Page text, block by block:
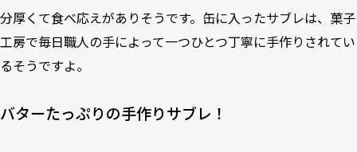
分厚くて食べ応えがありそうです。缶に入ったサブレは、菓子
工房で毎日職人の手によって一つひとつ丁寧に手作りされてい
るそうですよ。
バターたっぷりの手作りサブレ！